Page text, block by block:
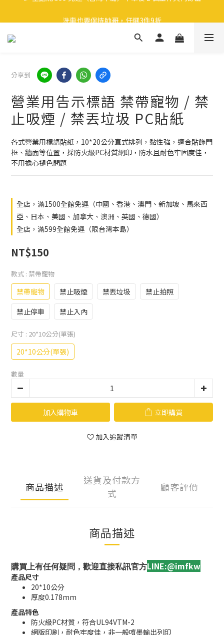
洗車也要保持帥哥，任選3件9折
領取40元購物金
分享到
營業用告示標語 禁帶寵物 / 禁
止吸煙 / 禁丟垃圾 PC貼紙
各式營業用標語貼紙，10*20公分直式排列，黏性強，適合貼飾門
框、牆面等位置，採防火級PC材質網印，防水且耐色牢固度佳，
不用擔心褪色問題
全店，滿1500全館免運（中國、香港、澳門、新加坡、馬來西
亞、日本、美國、加拿大、澳洲、英國、德國）
全店，滿599全館免運（限台灣本島）
NT$150
款式 : 禁帶寵物
禁帶寵物 禁止吸煙 禁丟垃圾
禁止拍照
禁止停車
禁止入內
尺寸 : 20*10公分(單張)
20*10公分(單張)
數量
加入購物車 立即購買
加入追蹤清單
商品描述
送貨及付款方
式
顧客評價
商品描述
購買上有任何疑問，歡迎直接私訊官方LINE:@imfkw
產品尺寸
20*10公分
厚度0.178mm
產品特色
防火級PC材質，符合UL94VTM-2
網版印刷，耐色牢度佳，非一般噴墨輸出列印